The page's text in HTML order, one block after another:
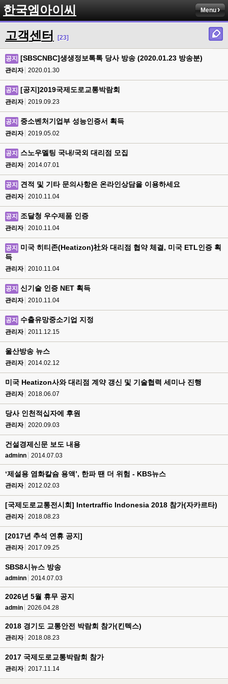
한국엠아이씨 Menu
고객센터 [23]
공지 [SBSCNBC]생생정보톡톡 당사 방송 (2020.01.23 방송분)
관리자 2020.01.30
공지 [공지]2019국제도로교통박람회
관리자 2019.09.23
공지 중소벤처기업부 성능인증서 획득
관리자 2019.05.02
공지 스노우멜팅 국내/국외 대리점 모집
관리자 2014.07.01
공지 견적 및 기타 문의사항은 온라인상담을 이용하세요
관리자 2010.11.04
공지 조달청 우수제품 인증
관리자 2010.11.04
공지
미국 히티존(Heatizon)社와 대리점 협약 체결, 미국 ETL인증 획
득
관리자 2010.11.04
공지 신기술 인증 NET 획득
관리자 2010.11.04
공지 수출유망중소기업 지정
관리자 2011.12.15
울산방송 뉴스
관리자 2014.02.12
미국 Heatizon사와 대리점 계약 갱신 및 기술협력 세미나 진행
관리자 2018.06.07
당사 인천적십자에 후원
관리자 2020.09.03
건설경제신문 보도 내용
adminn 2014.07.03
‘제설용 염화칼슘 용액’, 한파 땐 더 위험 - KBS뉴스
관리자 2012.02.03
[국제도로교통전시회] Intertraffic Indonesia 2018 참가(자카르타)
관리자 2018.08.23
[2017년 추석 연휴 공지]
관리자 2017.09.25
SBS8시뉴스 방송
adminn 2014.07.03
2026년 5월 휴무 공지
admin 2026.04.28
2018 경기도 교통안전 박람회 참가(킨텍스)
관리자 2018.08.23
2017 국제도로교통박람회 참가
관리자 2017.11.14